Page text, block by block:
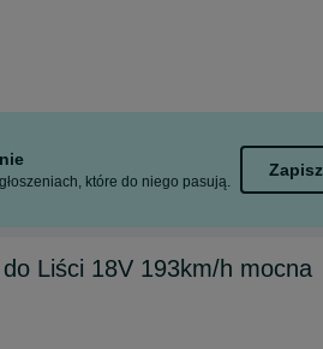
które do niego pasują.
Zapisz
Liści 18V 193km/h mocna